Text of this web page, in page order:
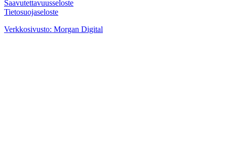
Saavutettavuusseloste
Tietosuojaseloste
Instagram
Facebook
Youtube
Verkkosivusto: Morgan Digital